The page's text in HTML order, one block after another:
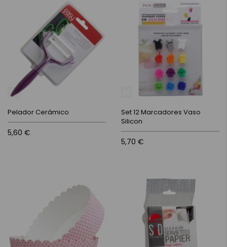
Pelador Cerámico
5,60 €
Set 12 Marcadores Vaso
Silicon
5,70 €